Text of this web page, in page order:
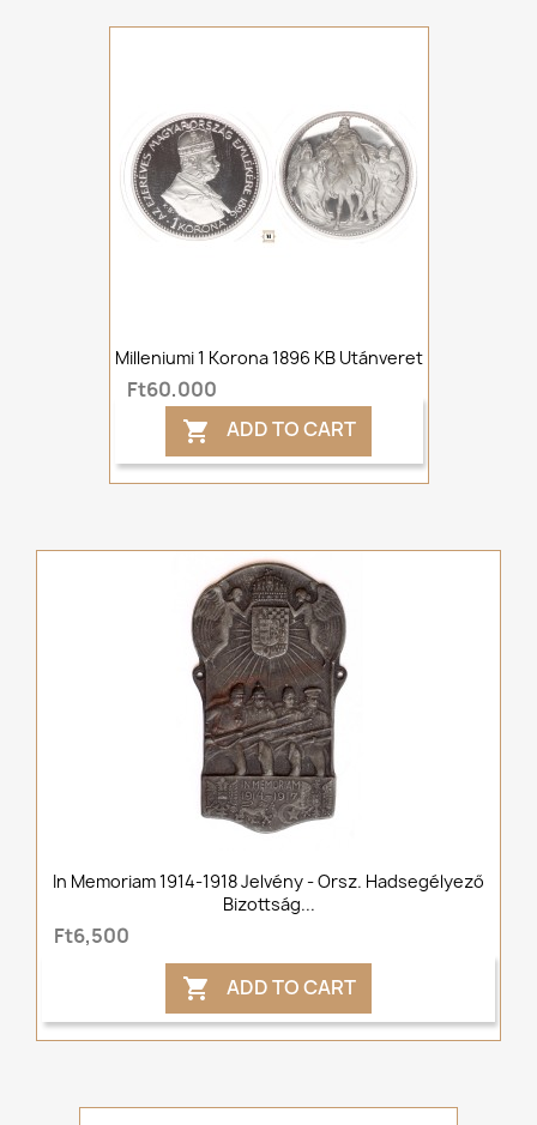
Milleniumi 1 Korona 1896 KB Utánveret
Ft60,000
 ADD TO CART
In Memoriam 1914-1918 Jelvény - Orsz. Hadsegélyező
Bizottság...
Ft6,500
 ADD TO CART